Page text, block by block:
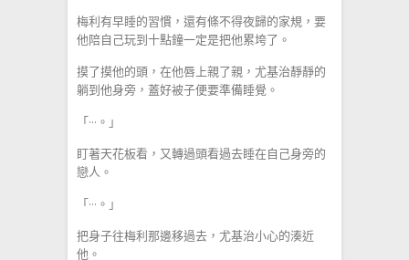
梅利有早睡的習慣，還有條不得夜歸的家規，要
他陪自己玩到十點鐘一定是把他累垮了。
摸了摸他的頭，在他唇上親了親，尤基治靜靜的
躺到他身旁，蓋好被子便要準備睡覺。
「···。」
盯著天花板看，又轉過頭看過去睡在自己身旁的
戀人。
「···。」
把身子往梅利那邊移過去，尤基治小心的湊近
他。